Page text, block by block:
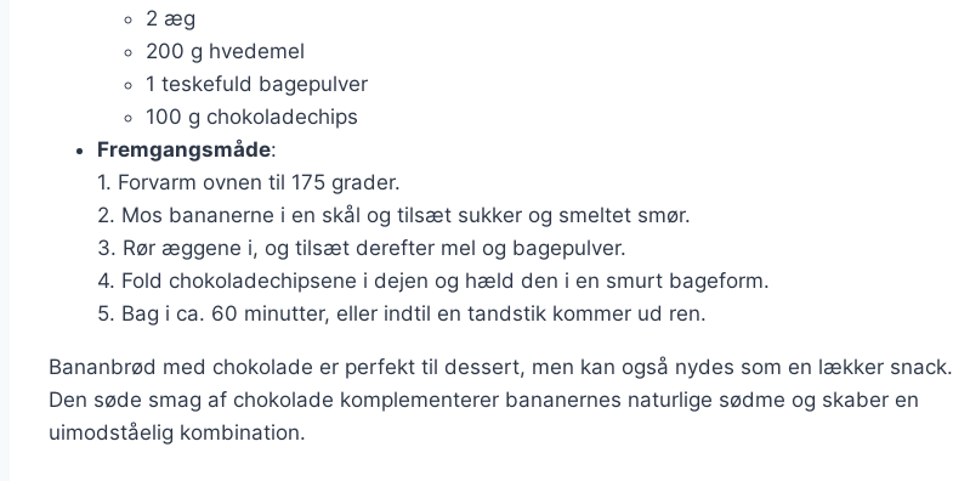
2 æg
200 g hvedemel
1 teskefuld bagepulver
100 g chokoladechips
Fremgangsmåde:
1. Forvarm ovnen til 175 grader.
2. Mos bananerne i en skål og tilsæt sukker og smeltet smør.
3. Rør æggene i, og tilsæt derefter mel og bagepulver.
4. Fold chokoladechipsene i dejen og hæld den i en smurt bageform.
5. Bag i ca. 60 minutter, eller indtil en tandstik kommer ud ren.
Bananbrød med chokolade er perfekt til dessert, men kan også nydes som en lækker snack.
Den søde smag af chokolade komplementerer bananernes naturlige sødme og skaber en
uimodståelig kombination.